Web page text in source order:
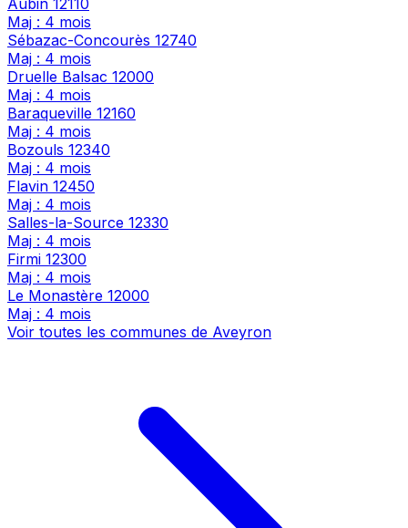
Maj : 4 mois
Sébazac-Concourès 12740
Maj : 4 mois
Druelle Balsac 12000
Maj : 4 mois
Baraqueville 12160
Maj : 4 mois
Bozouls 12340
Maj : 4 mois
Flavin 12450
Maj : 4 mois
Salles-la-Source 12330
Maj : 4 mois
Firmi 12300
Maj : 4 mois
Le Monastère 12000
Maj : 4 mois
Voir toutes les communes de Aveyron